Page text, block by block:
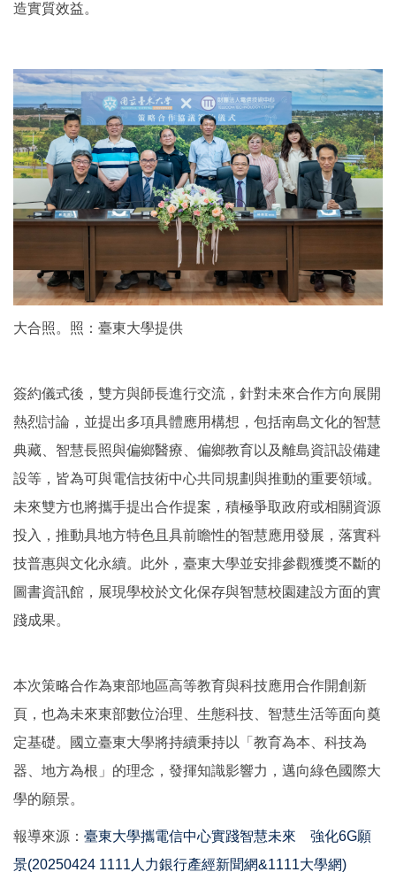
造實質效益。
大合照。照：臺東大學提供
簽約儀式後，雙方與師長進行交流，針對未來合作方向展開
熱烈討論，並提出多項具體應用構想，包括南島文化的智慧
典藏、智慧長照與偏鄉醫療、偏鄉教育以及離島資訊設備建
設等，皆為可與電信技術中心共同規劃與推動的重要領域。
未來雙方也將攜手提出合作提案，積極爭取政府或相關資源
投入，推動具地方特色且具前瞻性的智慧應用發展，落實科
技普惠與文化永續。此外，臺東大學並安排參觀獲獎不斷的
圖書資訊館，展現學校於文化保存與智慧校園建設方面的實
踐成果。
本次策略合作為東部地區高等教育與科技應用合作開創新
頁，也為未來東部數位治理、生態科技、智慧生活等面向奠
定基礎。國立臺東大學將持續秉持以「教育為本、科技為
器、地方為根」的理念，發揮知識影響力，邁向綠色國際大
學的願景。
報導來源： 臺東大學攜電信中心實踐智慧未來 強化6G願
景(20250424 1111人力銀行產經新聞網&1111大學網)